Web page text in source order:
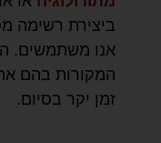
ביצירת רשימה
אנו משתמשים.
המקורות בהם
זמן יקר בסיום.